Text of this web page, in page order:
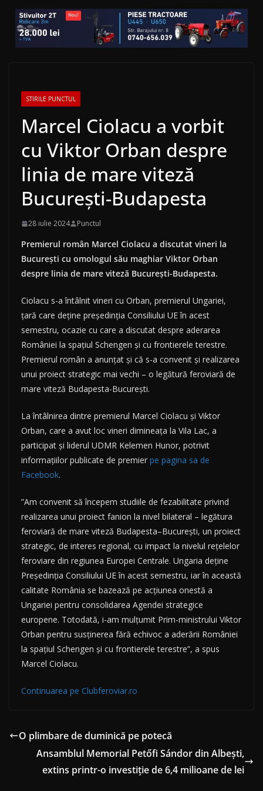
STIRILE PUNCTUL
Marcel Ciolacu a vorbit
cu Viktor Orban despre
linia de mare viteză
București-Budapesta
28 iulie 2024 Punctul
Premierul român Marcel Ciolacu a discutat vineri la
București cu omologul său maghiar Viktor Orban
despre linia de mare viteză București-Budapesta.
Ciolacu s-a întâlnit vineri cu Orban, premierul Ungariei,
țară care deține președinția Consiliului UE în acest
semestru, ocazie cu care a discutat despre aderarea
României la spațiul Schengen și cu frontierele terestre.
Premierul român a anunțat și că s-a convenit și realizarea
unui proiect strategic mai vechi – o legătură feroviară de
mare viteză Budapesta-București.
La întâlnirea dintre premierul Marcel Ciolacu și Viktor
Orban, care a avut loc vineri dimineața la Vila Lac, a
participat și liderul UDMR Kelemen Hunor, potrivit
informațiilor publicate de premier pe pagina sa de
Facebook.
”Am convenit să începem studiile de fezabilitate privind
realizarea unui proiect fanion la nivel bilateral – legătura
feroviară de mare viteză Budapesta–București, un proiect
strategic, de interes regional, cu impact la nivelul rețelelor
feroviare din regiunea Europei Centrale. Ungaria deține
Președinția Consiliului UE în acest semestru, iar în această
calitate România se bazează pe acțiunea onestă a
Ungariei pentru consolidarea Agendei strategice
europene. Totodată, i-am mulțumit Prim-ministrului Viktor
Orban pentru susținerea fără echivoc a aderării României
la spațiul Schengen și cu frontierele terestre”, a spus
Marcel Ciolacu.
Continuarea pe Clubferoviar.ro
O plimbare de duminică pe potecă
Ansamblul Memorial Petőfi Sándor din Albeşti,
extins printr-o investiţie de 6,4 milioane de lei